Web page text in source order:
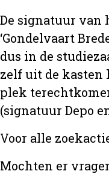
De signatuur van
‘Gondelvaart
dus in de
zelf uit de kasten
plek
(signatuur Depo
Voor alle
Mochten er